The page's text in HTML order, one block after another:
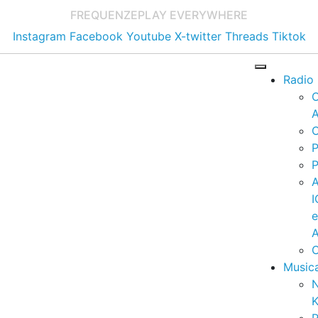
FREQUENZEPLAY EVERYWHERE
Instagram Facebook Youtube X-twitter Threads Tiktok
Radio
e